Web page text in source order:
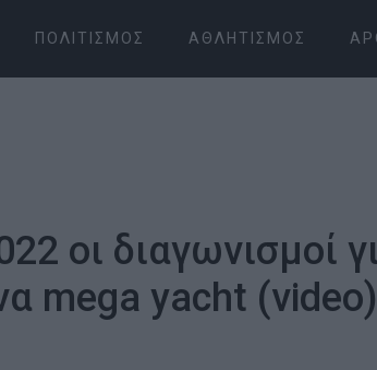
ΠΟΛΙΤΙΣΜΌΣ ΑΘΛΗΤΙΣΜΌΣ
οι διαγωνισμοί
mega yacht (video)